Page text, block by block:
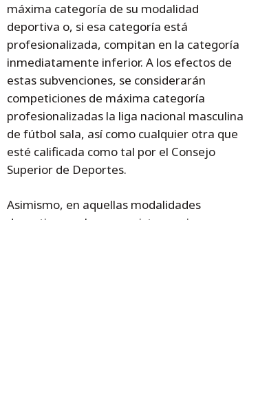
máxima categoría de su modalidad
deportiva o, si esa categoría está
profesionalizada, compitan en la categoría
inmediatamente inferior. A los efectos de
estas subvenciones, se considerarán
competiciones de máxima categoría
profesionalizadas la liga nacional masculina
de fútbol sala, así como cualquier otra que
esté calificada como tal por el Consejo
Superior de Deportes.
Asimismo, en aquellas modalidades
deportivas en las que existan varias